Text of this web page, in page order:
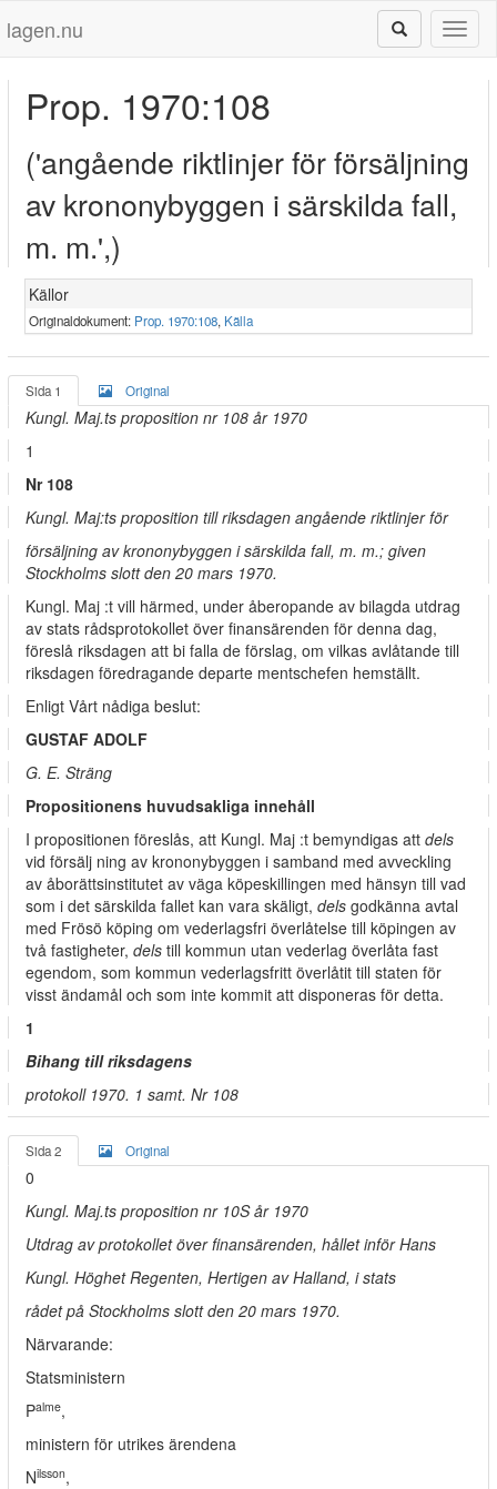
lagen.nu
Prop. 1970:108
('angående riktlinjer för försäljning
av krononybyggen i särskilda fall,
m. m.',)
Källor
Originaldokument: Prop. 1970:108, Källa
Sida 1 Original
Kungl. Maj.ts proposition nr 108 år 1970
1
Nr 108
Kungl. Maj:ts proposition till riksdagen angående riktlinjer för
försäljning av krononybyggen i särskilda fall, m. m.; given
Stockholms slott den 20 mars 1970.
Kungl. Maj :t vill härmed, under åberopande av bilagda utdrag
av stats­ rådsprotokollet över finansärenden för denna dag,
föreslå riksdagen att bi­ falla de förslag, om vilkas avlåtande till
riksdagen föredragande departe­ mentschefen hemställt.
Enligt Vårt nådiga beslut:
GUSTAF ADOLF
G. E. Sträng
Propositionens huvudsakliga innehåll
I propositionen föreslås, att Kungl. Maj :t bemyndigas att dels
vid försälj­ ning av krononybyggen i samband med avveckling
av åborättsinstitutet av­ väga köpeskillingen med hänsyn till vad
som i det särskilda fallet kan vara skäligt, dels godkänna avtal
med Frösö köping om vederlagsfri överlåtelse till köpingen av
två fastigheter, dels till kommun utan vederlag överlåta fast
egendom, som kommun vederlagsfritt överlåtit till staten för
visst ändamål och som inte kommit att disponeras för detta.
1
Bihang till riksdagens
protokoll 1970. 1 samt. Nr 108
Sida 2 Original
0
Kungl. Maj.ts proposition nr 10S år 1970
Utdrag av protokollet över finansärenden, hållet inför Hans
Kungl. Höghet Regenten, Hertigen av Halland, i stats­
rådet på Stockholms slott den 20 mars 1970.
Närvarande:
Statsministern
Palme,
ministern för utrikes ärendena
Nilsson,